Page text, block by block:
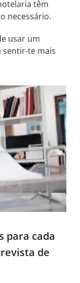
têm
necessário.
usar um
sentir-te mais
para cada
de